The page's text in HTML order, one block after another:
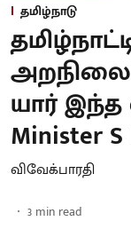
தமிழ்நாடு
யார் இந்த
Minister S
விவேக்பாரதி
3 min read